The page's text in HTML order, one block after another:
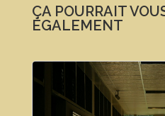
ÇA POURRAIT
ÉGALEMENT